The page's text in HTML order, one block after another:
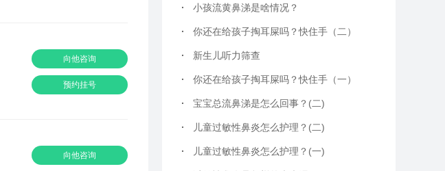
向他咨询
预约挂号
向他咨询
· 小孩流黄鼻涕是啥情况？
· 你还在给孩子掏耳屎吗？快住手（二）
· 新生儿听力筛查
· 你还在给孩子掏耳屎吗？快住手（一）
· 宝宝总流鼻涕是怎么回事？(二)
· 儿童过敏性鼻炎怎么护理？(二)
· 儿童过敏性鼻炎怎么护理？(一)